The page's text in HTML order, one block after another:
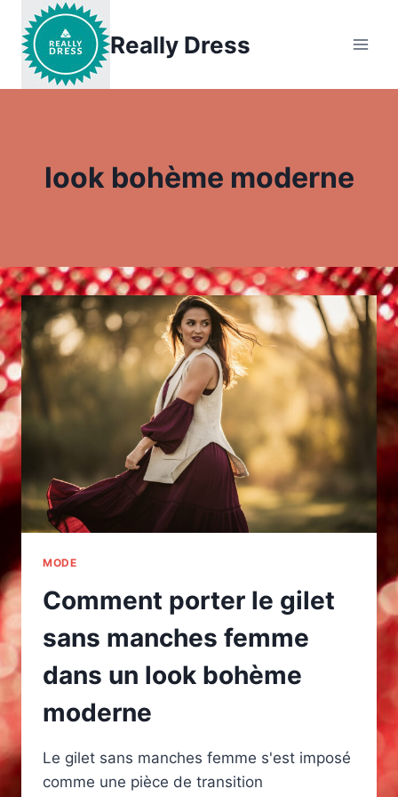
contenu
Really Dress
look bohème moderne
MODE
Comment porter le gilet
sans manches femme
dans un look bohème
moderne
Le gilet sans manches femme s'est imposé
comme une pièce de transition